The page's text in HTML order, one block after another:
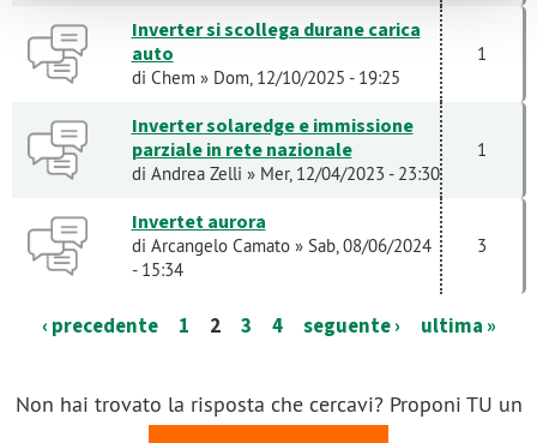
Inverter si scollega durane carica
auto
di Chem» Dom, 12/10/2025 - 19:25
1
Inverter solaredge e immissione
parziale in rete nazionale
di Andrea Zelli » Mer, 12/04/2023 - 23:30
1
Invertet aurora
di Arcangelo Camato» Sab, 08/06/2024
- 15:34
3
‹ precedente 1 2 3 4 seguente › ultima »
Non hai trovato la risposta che cercavi? Proponi TU un